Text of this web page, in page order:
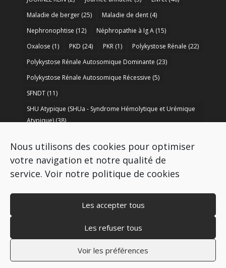
Nous utilisons des cookies pour optimiser
votre navigation et notre qualité de
service. Voir notre politique de cookies
Les accepter tous
Les refuser tous
Voir les préférences
Maladie de berger(25) Maladie de dent(4)
Nephronophtise (12) Néphropathie à Ig A(15)
Oxalose (1) PKD (24) PKR(1) Polykystose Rénale (22)
Polykystose Rénale Autosomique Dominante (23)
Polykystose Rénale Autosomique Récessive (5)
SFNDT(11)
SHU Atypique (SHUa - Syndrome Hémolytique et Urémique
Atypique)(38)
Syndrome de Bartter(8) Syndrome d’Alport(37)
Copyright © 2009-2026 AIRG - FRANCE
Mentions légales–Politique de cookies
Politique de protection des données